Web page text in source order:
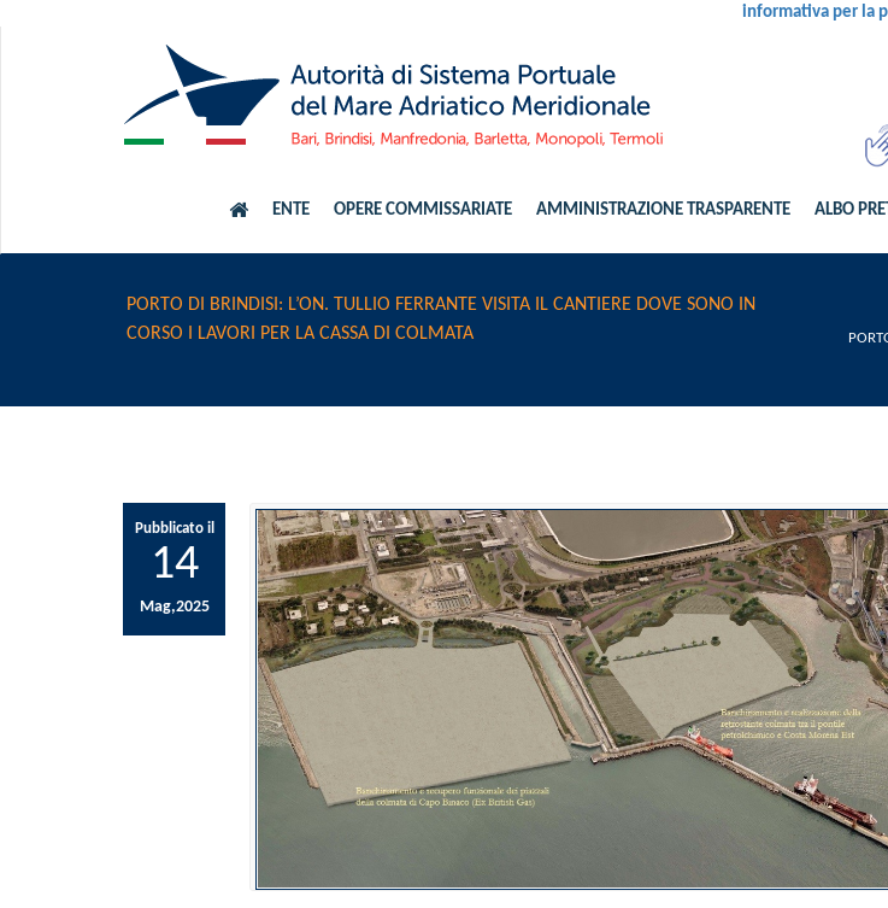
informativa per la
ENTE OPERE COMMISSARIATE AMMINISTRAZIONE TRASPARENTE ALBO
PORTO DI BRINDISI: L’ON. TULLIO FERRANTE VISITA IL CANTIERE DOVE SONO IN
CORSO I LAVORI PER LA CASSA DI COLMATA
Pubblicato il
14
Mag,2025